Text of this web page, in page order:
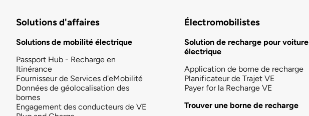
Solutions d'affaires
Solutions de mobilité électrique
Passport Hub - Recharge en
Itinérance
Fournisseur de Services d'eMobilité
Données de géolocalisation des
bornes
Engagement des conducteurs de VE
Électromobilistes
Solution de recharge pour voiture
électrique
Application de borne de recharge
Planificateur de Trajet VE
Payer for la Recharge VE
Trouver une borne de recharge